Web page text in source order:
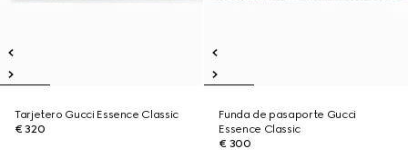
Tarjetero Gucci Essence Classic
€ 320
Funda de pasaporte Gucci
Essence Classic
€ 300